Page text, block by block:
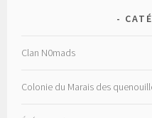
Clan N0mads
Colonie du Marais des